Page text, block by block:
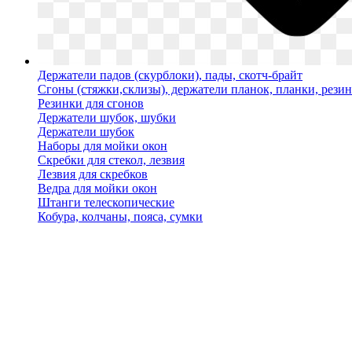
Держатели падов (скурблоки), пады, скотч-брайт
Сгоны (стяжки,склизы), держатели планок, планки,
Резинки для сгонов
Держатели шубок, шубки
Держатели шубок
Наборы для мойки окон
Скребки для стекол, лезвия
Лезвия для скребков
Ведра для мойки окон
Штанги телескопические
Кобура, колчаны, пояса, сумки